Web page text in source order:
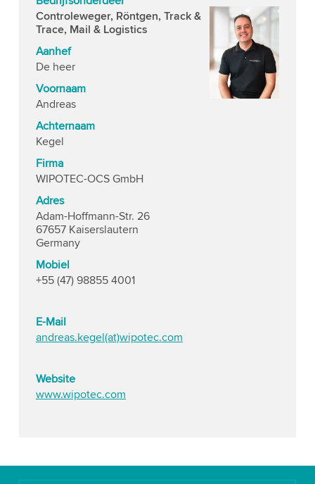
Controleweger, Röntgen, Track &
Trace, Mail & Logistics
Aanhef
De heer
Voornaam
Andreas
Achternaam
Kegel
Firma
WIPOTEC-OCS GmbH
Adres
Adam-Hoffmann-Str. 26
67657 Kaiserslautern
Germany
Mobiel
+55 (47) 98855 4001
E-Mail
andreas.kegel(at)wipotec.com
Website
www.wipotec.com